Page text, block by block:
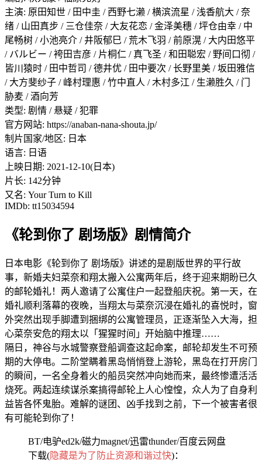
主演: 原田知世 / 田中圭 / 西野七濑 / 横滨流星 / 浅香航大 / 奈
绪 / 山田真步 / 三仓佳奈 / 大友花恋 / 金泽美穗 / 坪仓由幸 / 中
尾畅树 / 小池亮介 / 井阪郁巳 / 荒木飞羽 / 前原滉 / 大内田悠平
/ バルビー / 袴田吉彦 / 片桐仁 / 真飞圣 / 和田聪宏 / 野间口彻 /
皆川猿时 / 田中哲司 / 德井优 / 田中要次 / 长野里美 / 坂田雅信
/ 大方斐纱子 / 峰村理惠 / 竹中直人 / 木村多江 / 生濑胜久 / 门
胁麦 / 酒向芳
类型: 剧情 / 悬疑 / 犯罪
官方网站: https://anaban-nana-shouta.jp/
制片国家/地区: 日本
语言: 日语
上映日期: 2021-12-10(日本)
片长: 142分钟
又名: Your Turn to Kill
IMDb: tt15034594
《轮到你了 剧场版》剧情简介
日本电影《轮到你了 剧场版》讲述的是剧版世界的平行故
事，新婚夫妇菜奈和翔太搬入公寓两年后，终于迎来期盼已久
的邮轮婚礼！两人邀请了公寓住户一起登船庆祝。第一天，在
婚礼顺利落幕的夜晚，当翔太与菜奈沉浸在婚礼的喜悦时，窗
外突然出现手脚遭到捆绑的公寓管理员，正逐渐坠入大海，担
心菜奈安危的翔太以「猩猩时间」开始脑中推理……
隔日，神谷与水城警察登船调查这起命案，邮轮却发生不可预
期的大停电。二阶堂瞒着黑岛悄悄登上游轮，黑岛在打开房门
的瞬间，一名全身着火的船员突然冲向她而来，最终惨遭活活
烧死。两起连续谋杀案搞得邮轮上人心惶惶，众人为了自身利
益皆各怀鬼胎。难解的谜团、凶手找到之前，下一个被害者很
有可能轮到你了！
BT/电驴ed2k/磁力magnet/迅雷thunder/百度云网盘
下载(隐藏是为了防止资源和谐过快)：